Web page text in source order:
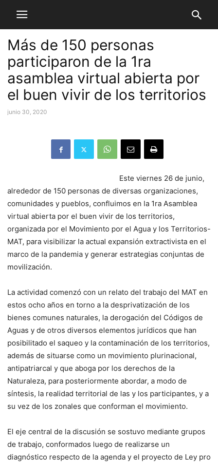
Más de 150 personas
participaron de la 1ra
asamblea virtual abierta por
el buen vivir de los territorios
junio 30, 2020
Este viernes 26 de junio,
alrededor de 150 personas de diversas organizaciones,
comunidades y pueblos, confluimos en la 1ra Asamblea
virtual abierta por el buen vivir de los territorios,
organizada por el Movimiento por el Agua y los Territorios-
MAT, para visibilizar la actual expansión extractivista en el
marco de la pandemia y generar estrategias conjuntas de
movilización.
La actividad comenzó con un relato del trabajo del MAT en
estos ocho años en torno a la desprivatización de los
bienes comunes naturales, la derogación del Códigos de
Aguas y de otros diversos elementos jurídicos que han
posibilitado el saqueo y la contaminación de los territorios,
además de situarse como un movimiento plurinacional,
antipatriarcal y que aboga por los derechos de la
Naturaleza, para posteriormente abordar, a modo de
síntesis, la realidad territorial de las y los participantes, y a
su vez de los zonales que conforman el movimiento.
El eje central de la discusión se sostuvo mediante grupos
de trabajo, conformados luego de realizarse un
diagnóstico respecto de la agenda y el proyecto de Ley pro